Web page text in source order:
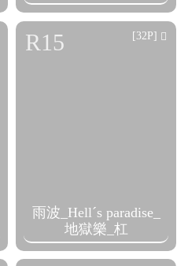
雨波_Hellˊs paradise_
地獄樂_杠
R15 [32P]